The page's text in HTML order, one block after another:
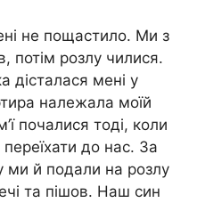
не пощастило. Ми з
потім розлу чилися.
дісталася мені у
належала моїй
почалися тоді, коли
до нас. За
ми й подали на розлу
та пішов. Наш син